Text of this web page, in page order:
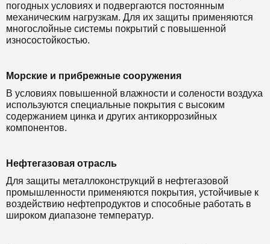
погодных условиях и подвергаются постоянным
механическим нагрузкам. Для их защиты применяются
многослойные системы покрытий с повышенной
износостойкостью.
Морские и прибрежные сооружения
В условиях повышенной влажности и солености воздуха
используются специальные покрытия с высоким
содержанием цинка и других антикоррозийных
компонентов.
Нефтегазовая отрасль
Для защиты металлоконструкций в нефтегазовой
промышленности применяются покрытия, устойчивые к
воздействию нефтепродуктов и способные работать в
широком диапазоне температур.